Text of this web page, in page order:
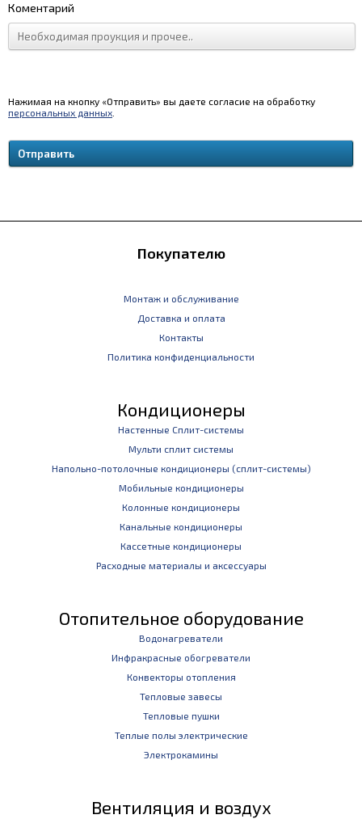
Коментарий
Нажимая на кнопку «Отправить» вы даете согласие на обработку
персональных данных
Покупателю
Монтаж и обслуживание
Доставка и оплата
Контакты
Политика конфиденциальности
Кондиционеры
Настенные Сплит-системы
Мульти сплит системы
Напольно-потолочные кондиционеры (сплит-системы)
Мобильные кондиционеры
Колонные кондиционеры
Канальные кондиционеры
Кассетные кондиционеры
Расходные материалы и аксессуары
Отопительное оборудование
Водонагреватели
Инфракрасные обогреватели
Конвекторы отопления
Тепловые завесы
Тепловые пушки
Теплые полы электрические
Электрокамины
Вентиляция и воздух